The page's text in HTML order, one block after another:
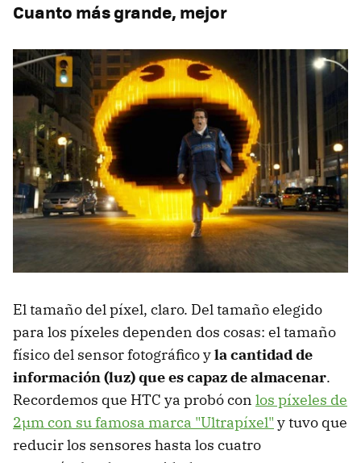
Cuanto más grande, mejor
El tamaño del píxel, claro. Del tamaño elegido
para los píxeles dependen dos cosas: el tamaño
físico del sensor fotográfico yla cantidad de
información (luz) que es capaz de almacenar.
Recordemos que HTC ya probó con los píxeles de
2µm con su famosa marca "Ultrapíxel" y tuvo que
reducir los sensores hasta los cuatro